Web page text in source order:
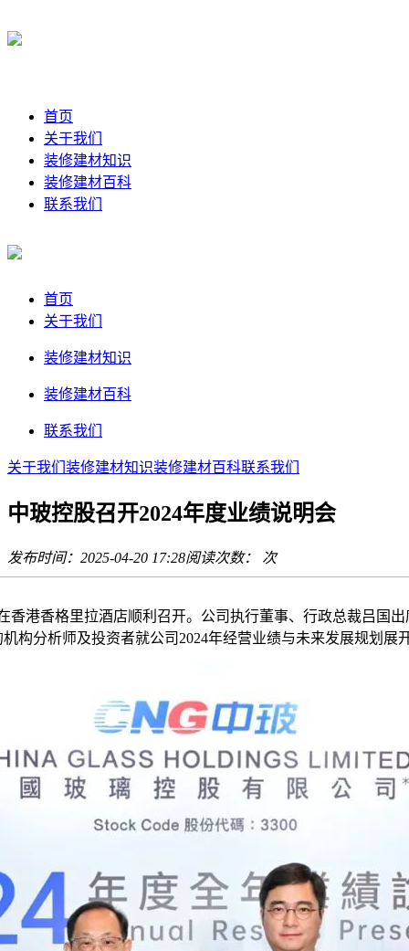
首页
关于我们
装修建材知识
装修建材百科
联系我们
首页
关于我们
装修建材知识
装修建材百科
联系我们
关于我们 装修建材知识装修建材百科联系我们
中玻控股召开2024年度业绩说明会
发布时间：2025-04-20 17:28阅读次数： 次
香格里拉酒店顺利召开。公司执行董事、行政总裁吕国出
构分析师及投资者就公司2024年经营业绩与未来发展规划展